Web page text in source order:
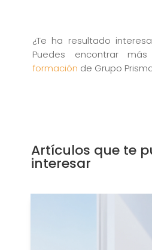
¿Te ha resultado
Puedes encontrar
formación de Grupo
Artículos que te
interesar